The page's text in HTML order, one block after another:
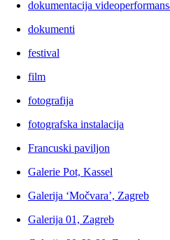
dokumentacija
dokumenti
festival
film
fotografija
fotografska instalacija
Francuski paviljon
Galerie Pot, Kassel
Galerija ‘Močvara’, Zagreb
Galerija 01, Zagreb